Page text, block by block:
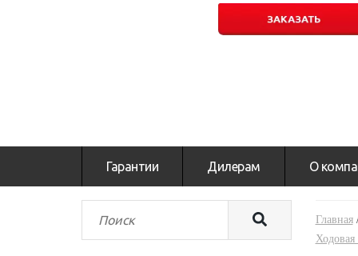
Гарантии Дилерам О
Главная
Ходовая